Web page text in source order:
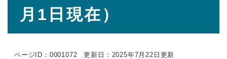
月1日現在）
ページID：0001072 更新日：2025年7月22日更新